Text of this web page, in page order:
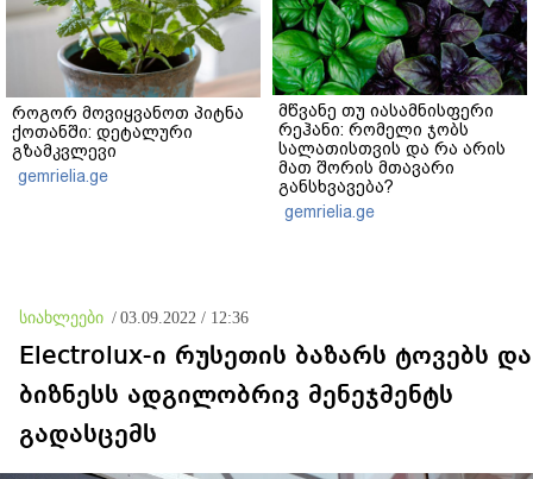
როგორ მოვიყვანოთ პიტნა
ქოთანში: დეტალური
გზამკვლევი
gemrielia.ge
მწვანე თუ იასამნისფერი
რეჰანი: რომელი ჯობს
სალათისთვის და რა არის
მათ შორის მთავარი
განსხვავება?
gemrielia.ge
სიახლეები / 03.09.2022 / 12:36
Electrolux-ი რუსეთის ბაზარს ტოვებს და
ბიზნესს ადგილობრივ მენეჯმენტს
გადასცემს